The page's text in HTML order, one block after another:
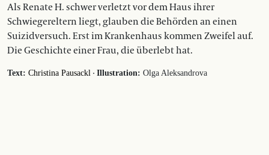
Als Renate H. schwer verletzt vor dem Haus ihrer
Schwiegereltern liegt, glauben die Behörden an einen
Suizidversuch. Erst im Krankenhaus kommen Zweifel auf.
Die Geschichte einer Frau, die überlebt hat.
Text: Christina Pausackl · Illustration: Olga Aleksandrova